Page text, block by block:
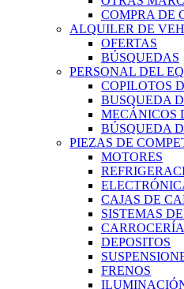
COMPRA DE
ALQUILER DE
OFERTAS
BÚSQUEDAS
PERSONAL DEL
COPILOTOS
BUSQUEDA
MECÁNICOS
BÚSQUEDA
PIEZAS DE
MOTORES
CAJAS DE
SISTEMAS
CARROCERÍA
DEPOSITOS
FRENOS